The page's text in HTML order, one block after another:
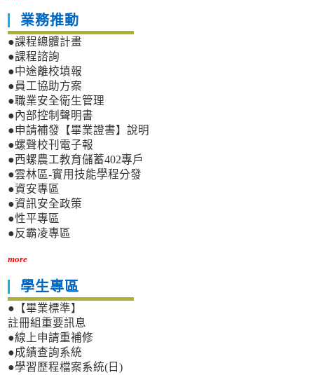
業務推動
●課程總體計畫
●課程諮詢
●中途離校填報
●員工協助方案
●職業安全衛生管理
●內部控制聲明書
●申請補發【畢業證書】說明
●螺聲校刊電子報
●西螺農工教育儲蓄402專戶
●雲林區-實用技能學程分發
●資安專區
●資訊安全政策
●性平專區
●反霸凌專區
more
學生專區
●【畢業標準】
註冊組重要訊息
●線上申請重補修
●成績查詢系統
●學習歷程檔案系統(日)